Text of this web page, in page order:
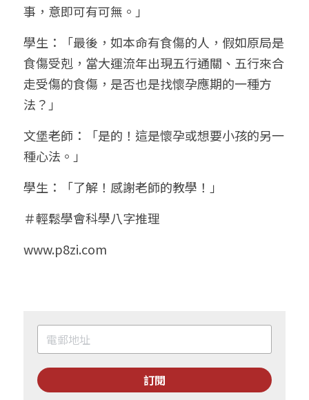
事，意即可有可無。」
學生：「最後，如本命有食傷的人，假如原局是
食傷受剋，當大運流年出現五行通關、五行來合
走受傷的食傷，是否也是找懷孕應期的一種方
法？」
文堡老師：「是的！這是懷孕或想要小孩的另一
種心法。」
學生：「了解！感謝老師的教學！」
＃輕鬆學會科學八字推理
www.p8zi.com
訂閱